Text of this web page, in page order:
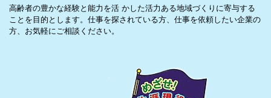
高齢者の豊かな経験と能力を活 かした活力ある地域づくりに寄与する
ことを目的とします。仕事を探されている方、仕事を依頼したい企業の
方、お気軽にご相談ください。